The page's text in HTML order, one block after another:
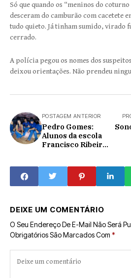
Só que quando os “meninos do
desceram do camburão com cacetete
tudo quieto. Já tinham sumido, virado
cerrado.
A polícia pegou os nomes dos
deixou orientações. Não prendeu
POSTAGEM ANTERIOR
Pedro Gomes:
Alunos da escola
Francisco Ribeiro
Buritizal.
DEIXE UM COMENTÁRIO
O Seu Endereço De E-Mail Não Será
Obrigatórios São Marcados Com *